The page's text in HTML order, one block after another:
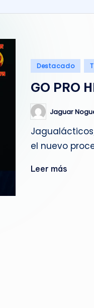
a
Publicado
Destacado
GO PRO
Publicado
por
Jaguar
el nuevo
Leer más